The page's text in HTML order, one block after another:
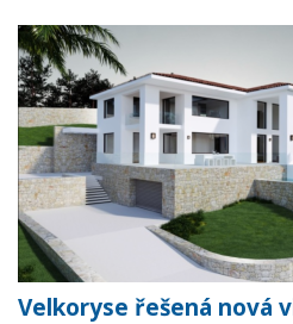
Velkoryse řešená nová